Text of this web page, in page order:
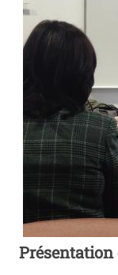
m.cornu
Présentation